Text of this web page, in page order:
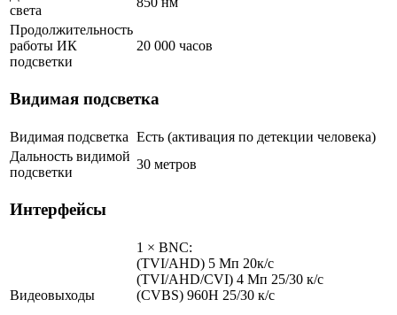
света
Продолжительность
работы ИК
подсветки
20 000 часов
Видимая подсветка
Видимая подсветка Есть (активация по детекции человека)
Дальность видимой
подсветки
30 метров
Интерфейсы
Видеовыходы
1 × BNC:
(TVI/AHD) 5 Мп 20к/с
(TVI/AHD/CVI) 4 Мп 25/30 к/с
(CVBS) 960H 25/30 к/с